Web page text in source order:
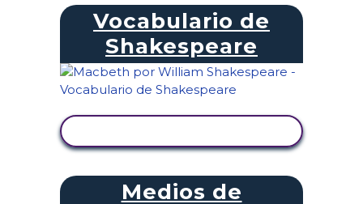
Vocabulario de
Shakespeare
Medios de